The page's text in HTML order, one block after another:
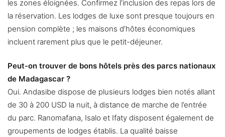
les zones éloignées. Confirmez l’inclusion des repas lors de
la réservation. Les lodges de luxe sont presque toujours en
pension complète ; les maisons d’hôtes économiques
incluent rarement plus que le petit-déjeuner.
Peut-on trouver de bons hôtels près des parcs nationaux
de Madagascar ?
Oui. Andasibe dispose de plusieurs lodges bien notés allant
de 30 à 200 USD la nuit, à distance de marche de l’entrée
du parc. Ranomafana, Isalo et Ifaty disposent également de
groupements de lodges établis. La qualité baisse